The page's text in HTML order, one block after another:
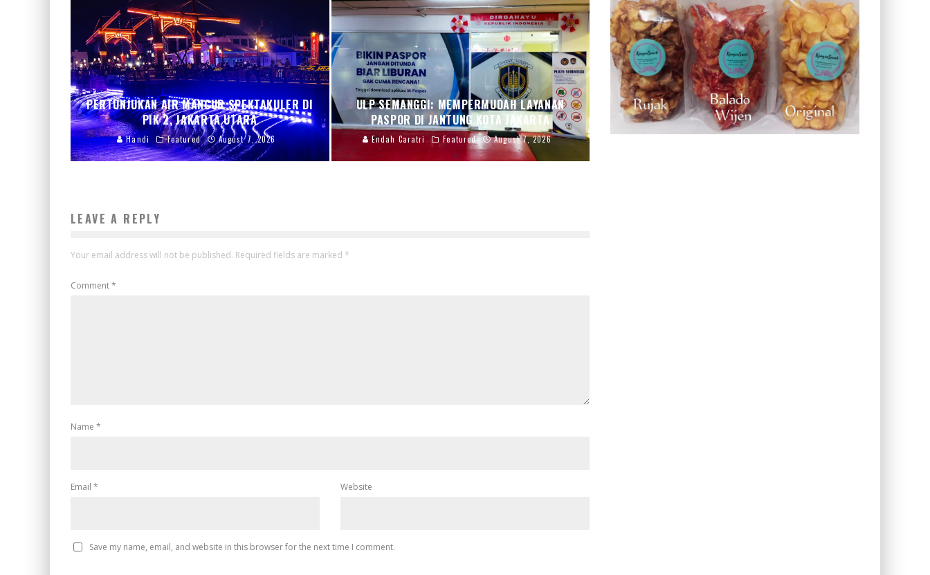
PERTUNJUKAN AIR MANCUR SPEKTAKULER DI
PIK 2, JAKARTA UTARA
Handi Featured August 7, 2026
ULP SEMANGGI: MEMPERMUDAH LAYANAN
PASPOR DI JANTUNG KOTA JAKARTA
Endah Caratri Featured August 7, 2026
LEAVE A REPLY
Your email address will not be published. Required fields are marked *
Comment*
Name *
Email * Website
Save my name, email, and website in this browser for the next time I comment.